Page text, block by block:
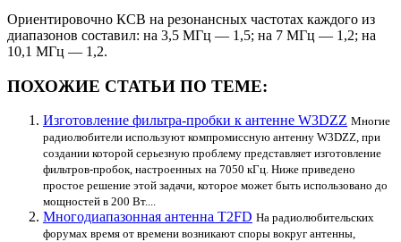
Ориентировочно КСВ на резонансных частотах каждого из
диапазонов составил: на 3,5 МГц — 1,5; на 7 МГц — 1,2; на
10,1 МГц — 1,2.
ПОХОЖИЕ СТАТЬИ ПО ТЕМЕ:
Изготовление фильтра-пробки к антенне W3DZZ Многие
радиолюбители используют компромиссную антенну W3DZZ, при
создании которой серьезную проблему представляет изготовление
фильтров-пробок, настроенных на 7050 кГц. Ниже приведено
простое решение этой задачи, которое может быть использовано до
мощностей в 200 Вт....
Многодиапазонная антенна T2FD На радиолюбительских
форумах время от времени возникают споры вокруг антенны,